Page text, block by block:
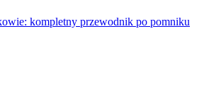
kompletny przewodnik po pomniku